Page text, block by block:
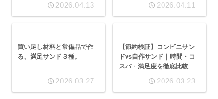
2026.04.13 2026.04.11
買い足し材料と常備品で作
る、満足サンド３種。
2026.03.27
【節約検証】コンビニサン
ドvs自作サンド｜時間・コ
スパ・満足度を徹底比較
2026.03.23